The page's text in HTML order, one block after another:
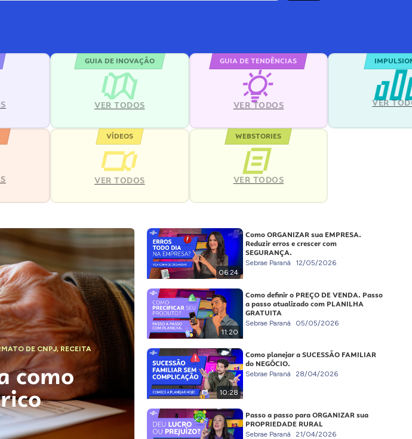
GUIA DE INOVAÇÃO
VER TODOS
GUIA DE TENDÊNCIAS
VER TODOS VER
VÍDEOS
VER TODOS
WEBSTORIES
VER TODOS
DE CNPJ,RECEITA
como
06:24
Como ORGANIZAR sua EMPRESA.
Reduzir erros e crescer com
SEGURANÇA.
Sebrae Paraná 12/05/2026
11:20
Como definir o PREÇO DE VENDA. Passo
a passo atualizado com PLANILHA
GRATUITA
Sebrae Paraná 05/05/2026
10:28
Como planejar a SUCESSÃO FAMILIAR
do NEGÓCIO.
Sebrae Paraná 28/04/2026
Passo a passo para ORGANIZAR sua
PROPRIEDADE RURAL
Sebrae Paraná 21/04/2026